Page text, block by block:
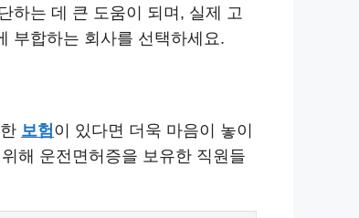
하는 데 큰 도움이 되며, 실제 고
부합하는 회사를 선택하세요.
보험이 있다면 더욱 마음이 놓이
해 운전면허증을 보유한 직원들